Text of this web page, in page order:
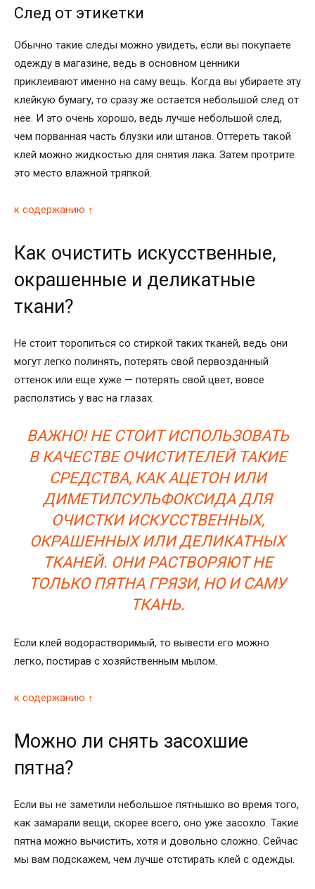
След от этикетки
Обычно такие следы можно увидеть, если вы покупаете
одежду в магазине, ведь в основном ценники
приклеивают именно на саму вещь. Когда вы убираете эту
клейкую бумагу, то сразу же остается небольшой след от
нее. И это очень хорошо, ведь лучше небольшой след,
чем порванная часть блузки или штанов. Оттереть такой
клей можно жидкостью для снятия лака. Затем протрите
это место влажной тряпкой.
к содержанию ↑
Как очистить искусственные,
окрашенные и деликатные
ткани?
Не стоит торопиться со стиркой таких тканей, ведь они
могут легко полинять, потерять свой первозданный
оттенок или еще хуже — потерять свой цвет, вовсе
расползтись у вас на глазах.
ВАЖНО! НЕ СТОИТ ИСПОЛЬЗОВАТЬ
В КАЧЕСТВЕ ОЧИСТИТЕЛЕЙ ТАКИЕ
СРЕДСТВА, КАК АЦЕТОН ИЛИ
ДИМЕТИЛСУЛЬФОКСИДА ДЛЯ
ОЧИСТКИ ИСКУССТВЕННЫХ,
ОКРАШЕННЫХ ИЛИ ДЕЛИКАТНЫХ
ТКАНЕЙ. ОНИ РАСТВОРЯЮТ НЕ
ТОЛЬКО ПЯТНА ГРЯЗИ, НО И САМУ
ТКАНЬ.
Если клей водорастворимый, то вывести его можно
легко, постирав с хозяйственным мылом.
к содержанию ↑
Можно ли снять засохшие
пятна?
Если вы не заметили небольшое пятнышко во время того,
как замарали вещи, скорее всего, оно уже засохло. Такие
пятна можно вычистить, хотя и довольно сложно. Сейчас
мы вам подскажем, чем лучше отстирать клей с одежды.